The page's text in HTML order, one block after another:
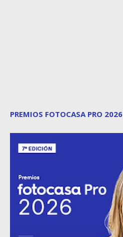
PREMIOS FOTOCASA PRO 2026